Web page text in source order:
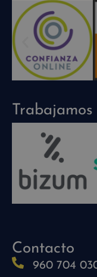
Trabajamos
Contacto
960 704